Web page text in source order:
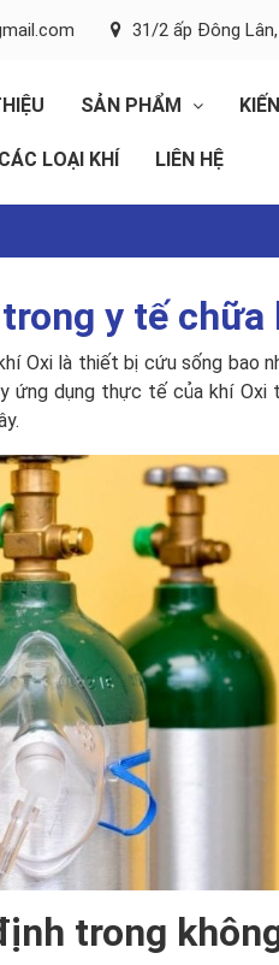
31/2 ấp Đông
SẢN PHẨM
LOẠI KHÍ LIÊN HỆ
y tế chữa
Oxi là thiết bị cứu sống bao
dụng thực tế của khí Oxi
trong